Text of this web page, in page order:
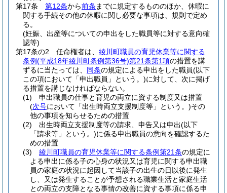
第17条
第12条から前条 までに規定するもののほか、休暇に
関する手続その他の休暇に関し必要な事項は、規則で定め
る。
(妊娠、出産等についての申出をした職員等に対する意向確
認等)
第17条の2
任命権者は、 綾川町職員の育児休業等に関する
条例(平成18年綾川町条例第36号)第21条第1項の措置を講
ずるに当たっては、 同条の規定による申出をした職員(以下
この項において「申出職員」という。)に対して、次に掲げ
る措置を講じなければならない。
(1)
申出職員の仕事と育児の両立に資する制度又は措置
(次号において「出生時両立支援制度等」という。)その
他の事項を知らせるための措置
(2)
出生時両立支援制度等の請求、申告又は申出(以下
「請求等」という。)に係る申出職員の意向を確認するた
めの措置
(3)
綾川町職員の育児休業等に関する条例第21条の規定に
よる申出に係る子の心身の状況又は育児に関する申出職
員の家庭の状況に起因して当該子の出生の日以後に発生
し、又は発生することが予想される職業生活と家庭生活
との両立の支障となる事情の改善に資する事項に係る申